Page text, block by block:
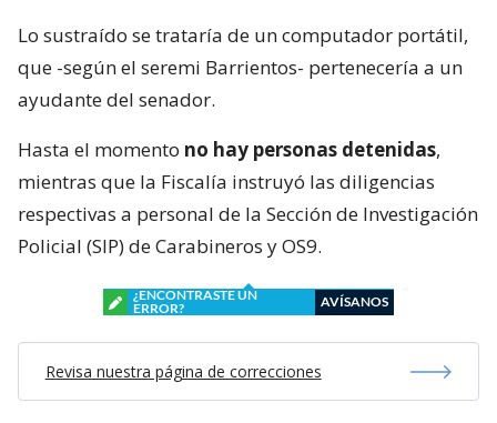
Lo sustraído se trataría de un computador portátil,
que -según el seremi Barrientos- pertenecería a un
ayudante del senador.
Hasta el momento no hay personas detenidas,
mientras que la Fiscalía instruyó las diligencias
respectivas a personal de la Sección de Investigación
Policial (SIP) de Carabineros y OS9.
¿ENCONTRASTE UN
ERROR?
AVÍSANOS
Revisa nuestra página de correcciones